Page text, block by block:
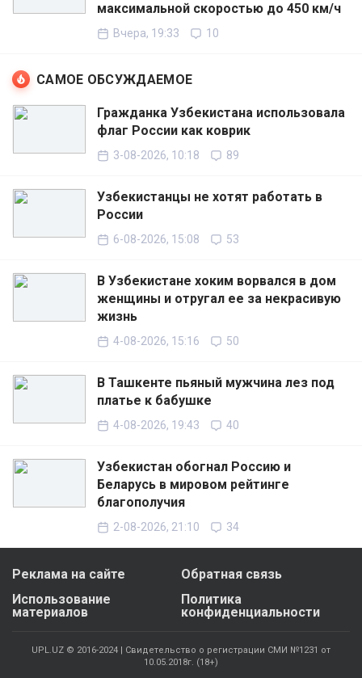
максимальной скоростью до 450 км/ч
Вчера, 19:33 10
САМОЕ ОБСУЖДАЕМОЕ
Гражданка Узбекистана использовала
флаг России как коврик
3-08-2026, 10:18 89
Узбекистанцы не хотят работать в
России
6-08-2026, 15:08 53
В Узбекистане хоким ворвался в дом
женщины и отругал ее за некрасивую
жизнь
4-08-2026, 15:16 50
В Ташкенте пьяный мужчина лез под
платье к бабушке
4-08-2026, 19:43 40
Узбекистан обогнал Россию и
Беларусь в мировом рейтинге
благополучия
2-08-2026, 21:10 34
Реклама на сайте
Обратная связь
Использование
материалов
Политика
конфиденциальности
UPL.UZ © 2016-2024 | Свидетельство о регистрации СМИ №1231 от
10.05.2018г. (18+)